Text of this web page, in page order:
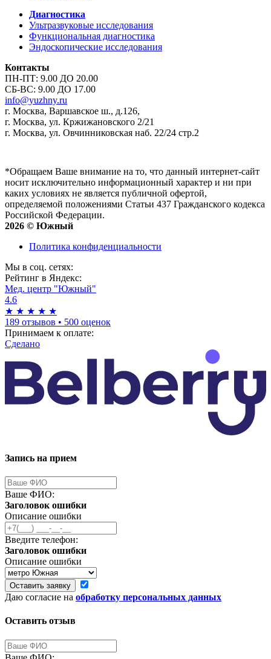
Диагностика
Ультразвуковые исследования
Функциональная диагностика
Эндоскопические исследования
Контакты
ПН-ПТ: 9.00 ДО 20.00
СБ-ВС: 9.00 ДО 17.00
info@yuzhny.ru
г. Москва, Варшавское ш., д.126,
г. Москва, ул. Кржижановского 2/21
г. Москва, ул. Овчинниковская наб. 22/24 стр.2
*Обращаем Ваше внимание на то, что данный интернет-сайт
носит исключительно информационный характер и ни при
каких условиях не является публичной офертой,
определяемой положениями Статьи 437 Гражданского кодекса
Российской Федерации.
2026 © Южный
Политика конфиденциальности
Мы в соц. сетях:
Рейтинг в Яндекс:
Мед. центр "Южный"
4.6
★ ★ ★ ★ ★
189 отзывов • 500 оценок
Принимаем к оплате:
Сделано
Запись на прием
Ваше ФИО:
Заголовок ошибки
Описание ошибки
Введите телефон:
Заголовок ошибки
Описание ошибки
Оставить заявку
Даю согласие на обработку персональных данных
Оставить отзыв